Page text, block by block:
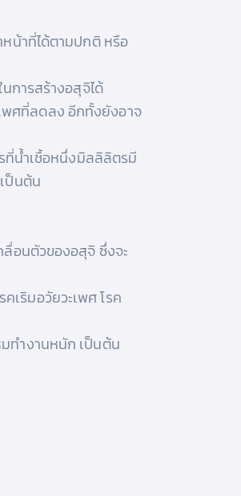
น้าที่ได้ตามปกติ หรือ
การสร้างอสุจิได้
ศที่ลดลง อีกทั้งยังอาจ
ที่น้ำเชื้อหนึ่งมิลลิลิตรมี
ป็นต้น
อนตัวของอสุจิ ซึ่งจะ
เริมอวัยวะเพศ โรค
ทำงานหนัก เป็นต้น